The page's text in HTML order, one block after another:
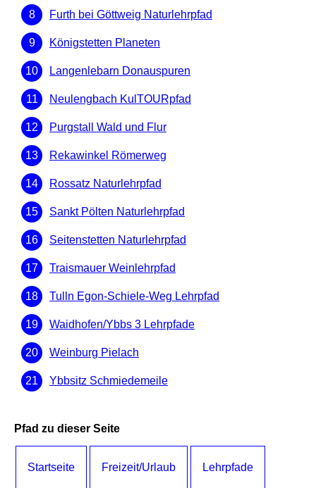
Furth bei Göttweig Naturlehrpfad
Königstetten Planeten
Langenlebarn Donauspuren
Neulengbach KulTOURpfad
Purgstall Wald und Flur
Rekawinkel Römerweg
Rossatz Naturlehrpfad
Sankt Pölten Naturlehrpfad
Seitenstetten Naturlehrpfad
Traismauer Weinlehrpfad
Tulln Egon-Schiele-Weg Lehrpfad
Waidhofen/Ybbs 3 Lehrpfade
Weinburg Pielach
Ybbsitz Schmiedemeile
Pfad zu dieser Seite
Startseite Freizeit/Urlaub Lehrpfade